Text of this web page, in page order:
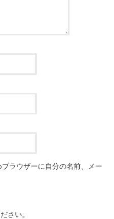
ラウザーに自分の名前、メー
さい。